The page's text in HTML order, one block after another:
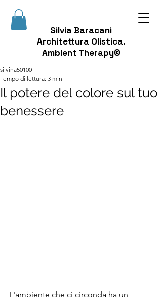
Silvia Baracani
Architettura Olistica.
Ambient Therapy©
Il potere del colore sul tuo
benessere
silvina50100
Tempo di lettura: 3 min
L'ambiente che ci circonda ha un